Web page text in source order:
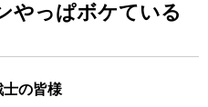
やっぱボケている
士の皆様